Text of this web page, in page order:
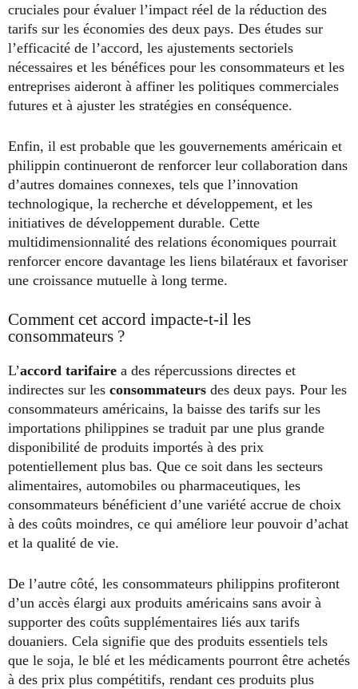
cruciales pour évaluer l’impact réel de la réduction des
tarifs sur les économies des deux pays. Des études sur
l’efficacité de l’accord, les ajustements sectoriels
nécessaires et les bénéfices pour les consommateurs et les
entreprises aideront à affiner les politiques commerciales
futures et à ajuster les stratégies en conséquence.
Enfin, il est probable que les gouvernements américain et
philippin continueront de renforcer leur collaboration dans
d’autres domaines connexes, tels que l’innovation
technologique, la recherche et développement, et les
initiatives de développement durable. Cette
multidimensionnalité des relations économiques pourrait
renforcer encore davantage les liens bilatéraux et favoriser
une croissance mutuelle à long terme.
Comment cet accord impacte-t-il les
consommateurs ?
L’accord tarifaire a des répercussions directes et
indirectes sur les consommateurs des deux pays. Pour les
consommateurs américains, la baisse des tarifs sur les
importations philippines se traduit par une plus grande
disponibilité de produits importés à des prix
potentiellement plus bas. Que ce soit dans les secteurs
alimentaires, automobiles ou pharmaceutiques, les
consommateurs bénéficient d’une variété accrue de choix
à des coûts moindres, ce qui améliore leur pouvoir d’achat
et la qualité de vie.
De l’autre côté, les consommateurs philippins profiteront
d’un accès élargi aux produits américains sans avoir à
supporter des coûts supplémentaires liés aux tarifs
douaniers. Cela signifie que des produits essentiels tels
que le soja, le blé et les médicaments pourront être achetés
à des prix plus compétitifs, rendant ces produits plus